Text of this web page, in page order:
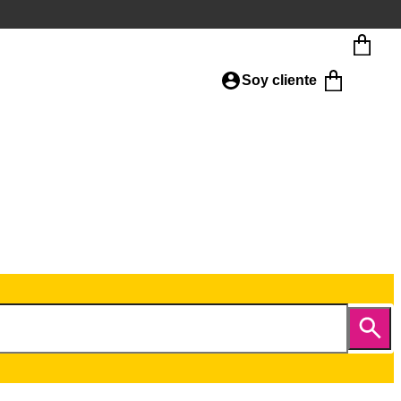
Soy cliente